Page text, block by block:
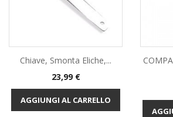
Chiave, Smonta Eliche,...
Prezzo
23,99 €
AGGIUNGI AL CARRELLO